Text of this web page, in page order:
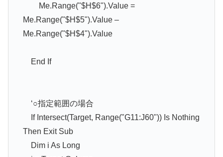
Me.Range("$H$6").Value =
Me.Range("$H$5").Value –
Me.Range("$H$4").Value
End If
‘○指定範囲の場合
If Intersect(Target, Range("G11:J60")) Is Nothing
Then Exit Sub
Dim i As Long